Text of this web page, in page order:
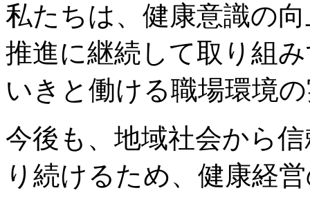
私たちは、健康意識の
推進に継続して取り組
いきと働ける職場環境
今後も、地域社会から
り続けるため、健康経